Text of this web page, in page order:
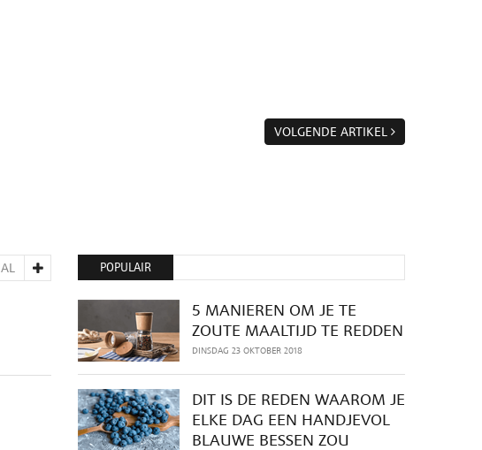
VOLGENDE ARTIKEL
POPULAIR
5 MANIEREN OM JE TE
ZOUTE MAALTIJD TE REDDEN
DINSDAG 23 OKTOBER 2018
DIT IS DE REDEN WAAROM JE
ELKE DAG EEN HANDJEVOL
BLAUWE BESSEN ZOU